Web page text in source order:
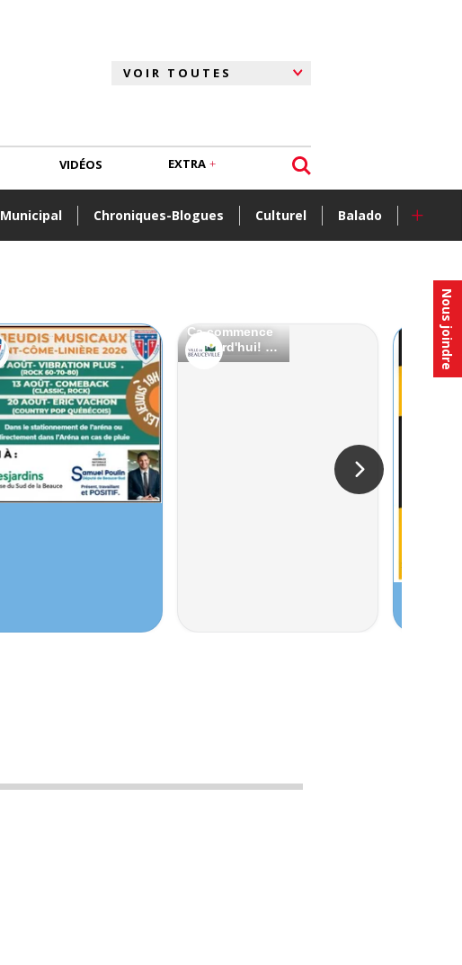
Nous joindre
Municipal Chroniques-Blogues Culturel Balado +
VIDÉOS EXTRA